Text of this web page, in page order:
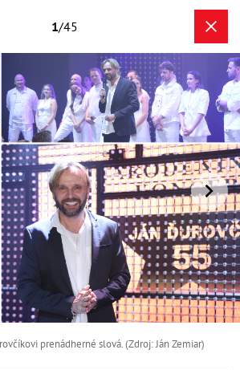
1/45
prenádherné slová. (Zdroj: Ján Zemiar)